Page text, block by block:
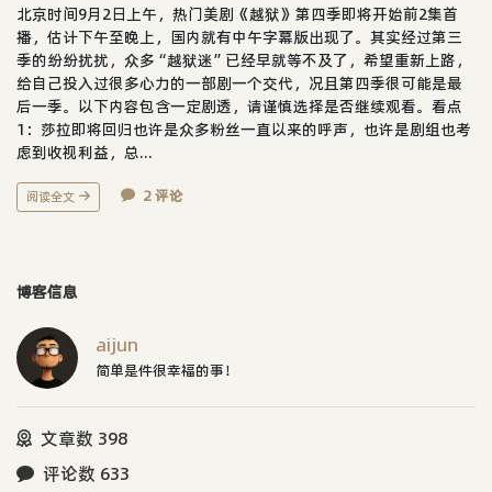
北京时间9月2日上午，热门美剧《越狱》第四季即将开始前2集首
播，估计下午至晚上，国内就有中午字幕版出现了。其实经过第三
季的纷纷扰扰，众多“越狱迷”已经早就等不及了，希望重新上路，
给自己投入过很多心力的一部剧一个交代，况且第四季很可能是最
后一季。以下内容包含一定剧透，请谨慎选择是否继续观看。看点
1：莎拉即将回归也许是众多粉丝一直以来的呼声，也许是剧组也考
虑到收视利益，总...
阅读全文 2 评论
博客信息
aijun
简单是件很幸福的事！
文章数 398
评论数 633